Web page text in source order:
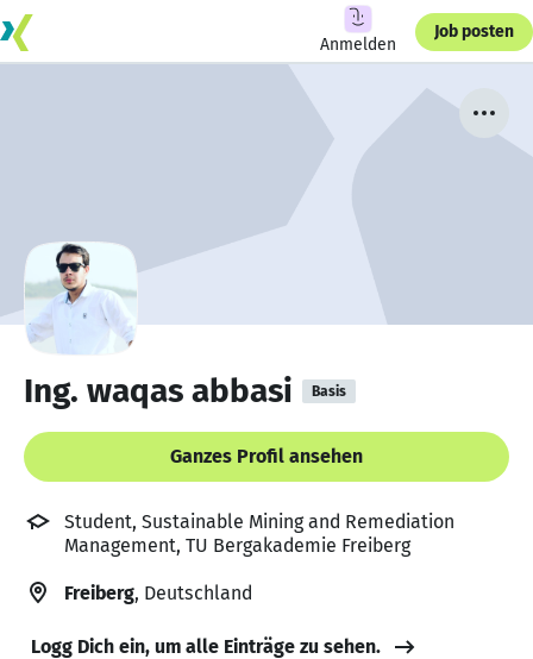
Anmelden
Job posten
Ing. waqas abbasi Basis
Ganzes Profil ansehen
Student, Sustainable Mining and Remediation
Management, TU Bergakademie Freiberg
Freiberg, Deutschland
Logg Dich ein, um alle Einträge zu sehen.